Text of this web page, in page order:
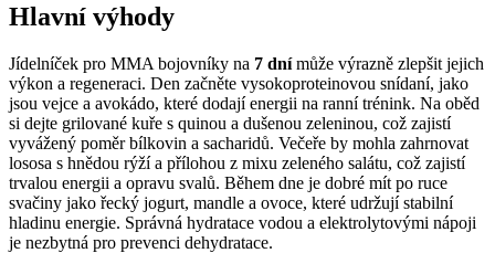
Hlavní výhody
Jídelníček pro MMA bojovníky na 7 dnímůže výrazně zlepšit jejich
výkon a regeneraci. Den začněte vysokoproteinovou snídaní, jako
jsou vejce a avokádo, které dodají energii na ranní trénink. Na oběd
si dejte grilované kuře s quinou a dušenou zeleninou, což zajistí
vyvážený poměr bílkovin a sacharidů. Večeře by mohla zahrnovat
lososa s hnědou rýží a přílohou z mixu zeleného salátu, což zajistí
trvalou energii a opravu svalů. Během dne je dobré mít po ruce
svačiny jako řecký jogurt, mandle a ovoce, které udržují stabilní
hladinu energie. Správná hydratace vodou a elektrolytovými nápoji
je nezbytná pro prevenci dehydratace.